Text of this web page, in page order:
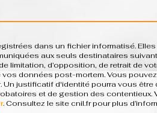
dans un fichier informatisé.
aux seuls destinataires
limitation, d’opposition, de retrait de
vos données post-mortem. Vous
justificatif d'identité pourra vous
et de gestion des contentieux.
. Consultez le site cnil.fr pour plus